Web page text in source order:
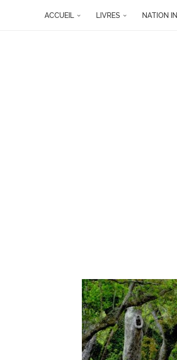
ACCUEIL LIVRES NATION